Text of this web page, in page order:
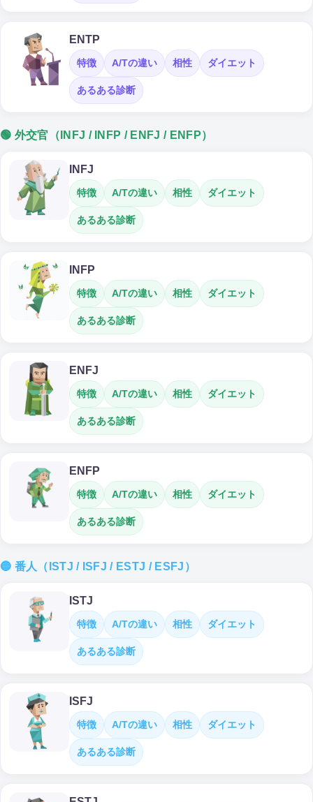
ENTP
特徴 A/Tの違い 相性 ダイエット
あるある診断
🟢 外交官（INFJ / INFP / ENFJ / ENFP）
INFJ
特徴 A/Tの違い 相性 ダイエット
あるある診断
INFP
特徴 A/Tの違い 相性 ダイエット
あるある診断
ENFJ
特徴 A/Tの違い 相性 ダイエット
あるある診断
ENFP
特徴 A/Tの違い 相性 ダイエット
あるある診断
🔵 番人（ISTJ / ISFJ / ESTJ / ESFJ）
ISTJ
特徴 A/Tの違い 相性 ダイエット
あるある診断
ISFJ
特徴 A/Tの違い 相性 ダイエット
あるある診断